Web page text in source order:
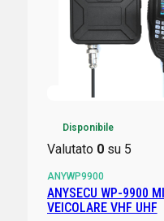
Disponibile
Valutato 0su 5
ANYWP9900
ANYSECU WP-9900 MINI RICETRASMETTITORE
VEICOLARE VHF UHF